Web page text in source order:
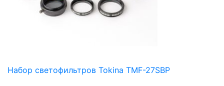
Набор светофильтров Tokina TMF-27SBP